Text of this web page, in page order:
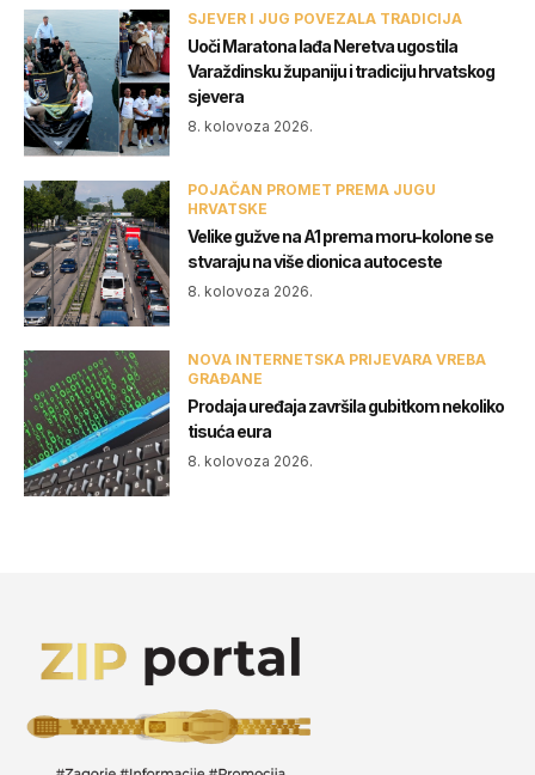
SJEVER I JUG POVEZALA TRADICIJA
Uoči Maratona lađa Neretva ugostila
Varaždinsku županiju i tradiciju hrvatskog
sjevera
8. kolovoza 2026.
POJAČAN PROMET PREMA JUGU
HRVATSKE
Velike gužve na A1 prema moru-kolone se
stvaraju na više dionica autoceste
8. kolovoza 2026.
NOVA INTERNETSKA PRIJEVARA VREBA
GRAĐANE
Prodaja uređaja završila gubitkom nekoliko
tisuća eura
8. kolovoza 2026.